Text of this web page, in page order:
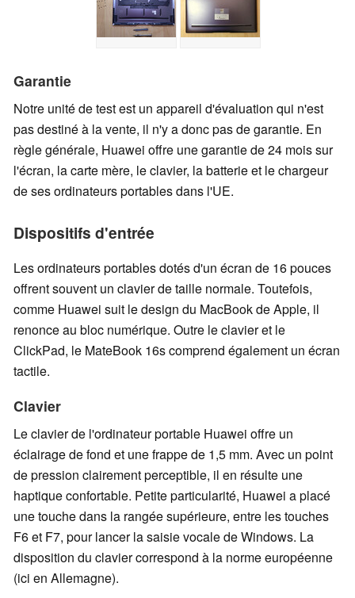
Garantie
Notre unité de test est un appareil d'évaluation qui n'est
pas destiné à la vente, il n'y a donc pas de garantie. En
règle générale, Huawei offre une garantie de 24 mois sur
l'écran, la carte mère, le clavier, la batterie et le chargeur
de ses ordinateurs portables dans l'UE.
Dispositifs d'entrée
Les ordinateurs portables dotés d'un écran de 16 pouces
offrent souvent un clavier de taille normale. Toutefois,
comme Huawei suit le design du MacBook de Apple, il
renonce au bloc numérique. Outre le clavier et le
ClickPad, le MateBook 16s comprend également un écran
tactile.
Clavier
Le clavier de l'ordinateur portable Huawei offre un
éclairage de fond et une frappe de 1,5 mm. Avec un point
de pression clairement perceptible, il en résulte une
haptique confortable. Petite particularité, Huawei a placé
une touche dans la rangée supérieure, entre les touches
F6 et F7, pour lancer la saisie vocale de Windows. La
disposition du clavier correspond à la norme européenne
(ici en Allemagne).